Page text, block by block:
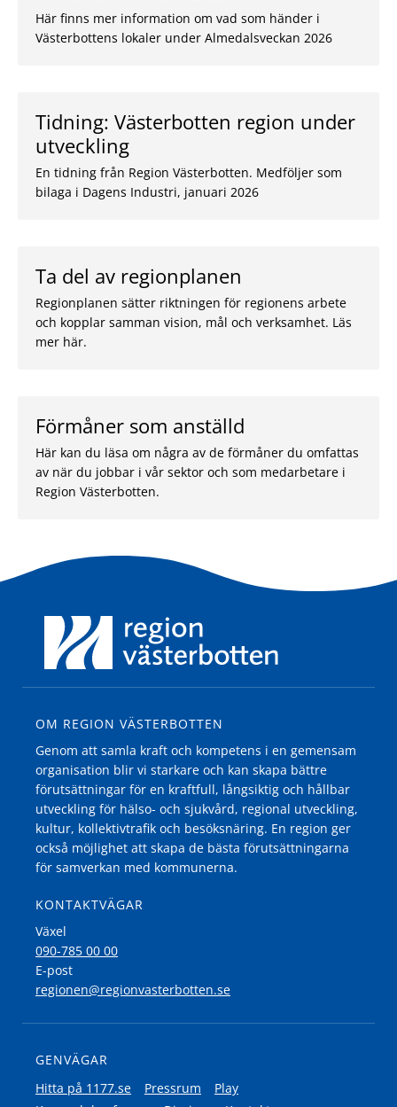
Här finns mer information om vad som händer i
Västerbottens lokaler under Almedalsveckan 2026
Tidning: Västerbotten region under
utveckling
En tidning från Region Västerbotten. Medföljer som
bilaga i Dagens Industri, januari 2026
Ta del av regionplanen
Regionplanen sätter riktningen för regionens arbete
och kopplar samman vision, mål och verksamhet. Läs
mer här.
Förmåner som anställd
Här kan du läsa om några av de förmåner du omfattas
av när du jobbar i vår sektor och som medarbetare i
Region Västerbotten.
OM REGION VÄSTERBOTTEN
Genom att samla kraft och kompetens i en gemensam
organisation blir vi starkare och kan skapa bättre
förutsättningar för en kraftfull, långsiktig och hållbar
utveckling för hälso- och sjukvård, regional utveckling,
kultur, kollektivtrafik och besöksnäring. En region ger
också möjlighet att skapa de bästa förutsättningarna
för samverkan med kommunerna.
KONTAKTVÄGAR
Växel
090-785 00 00
E-post
regionen@regionvasterbotten.se
GENVÄGAR
Hitta på 1177.se
Pressrum
Play